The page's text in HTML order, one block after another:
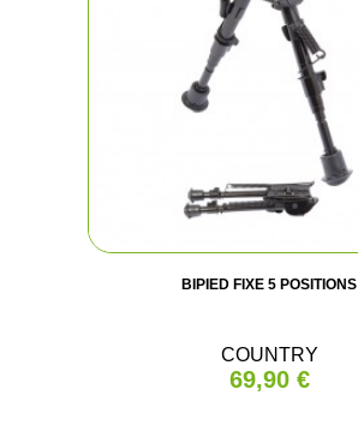
BIPIED FIXE 5 POSITIONS
COUNTRY
69,90 €